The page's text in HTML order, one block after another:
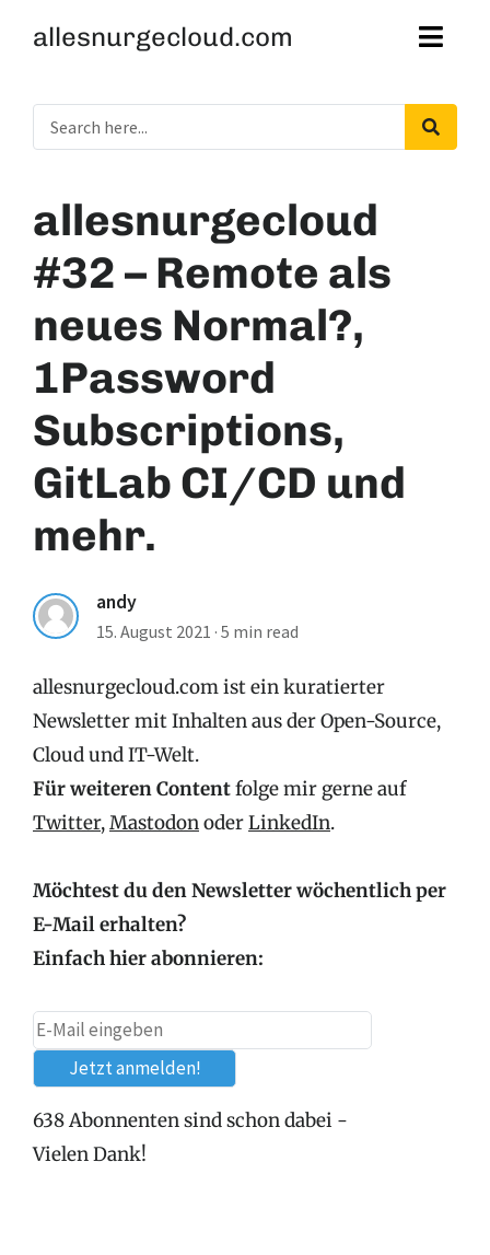
allesnurgecloud.com
allesnurgecloud
#32 – Remote als
neues Normal?,
1Password
Subscriptions,
GitLab CI/CD und
mehr.
andy
15. August 2021 · 5 min read
allesnurgecloud.com ist ein kuratierter
Newsletter mit Inhalten aus der Open-Source,
Cloud und IT-Welt.
Für weiteren Contentfolge mir gerne auf
Twitter,MastodonoderLinkedIn.
Möchtest du den Newsletter wöchentlich per
E-Mail erhalten?
Einfach hier abonnieren:
638 Abonnenten sind schon dabei -
Vielen Dank!